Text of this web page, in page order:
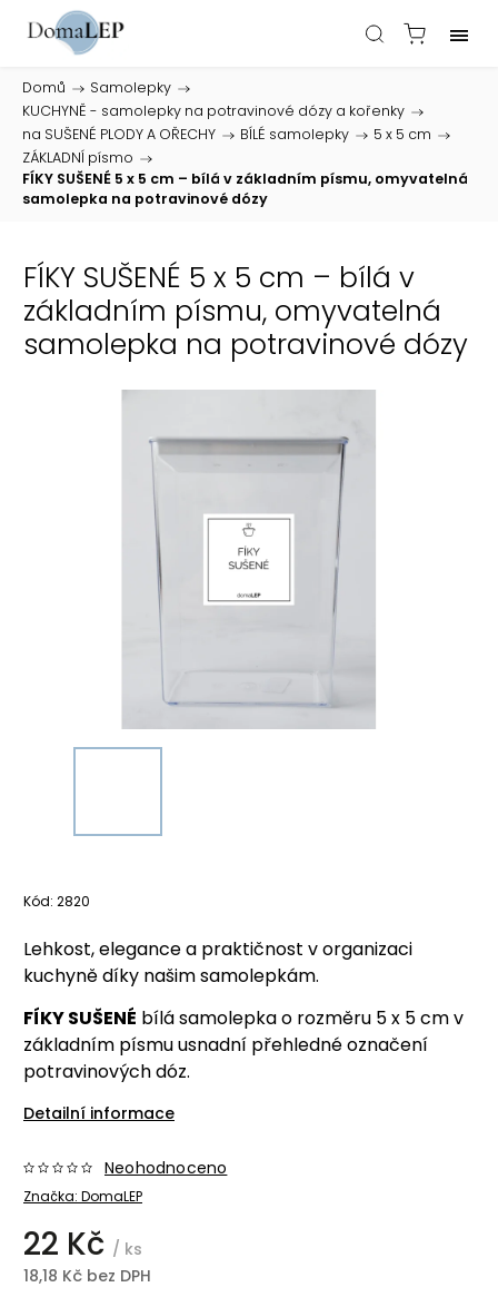
Domů / Samolepky /
KUCHYNĚ - samolepky na potravinové dózy a kořenky /
na SUŠENÉ PLODY A OŘECHY / BÍLÉ samolepky / 5 x 5 cm /
ZÁKLADNÍ písmo /
FÍKY SUŠENÉ 5 x 5 cm – bílá v základním písmu, omyvatelná
samolepka na potravinové dózy
FÍKY SUŠENÉ 5 x 5 cm – bílá v
základním písmu, omyvatelná
samolepka na potravinové dózy
Kód: 2820
Lehkost, elegance a praktičnost v organizaci
kuchyně díky našim samolepkám.
FÍKY SUŠENÉ bílá samolepka o rozměru 5 x 5 cm v
základním písmu usnadní přehledné označení
potravinových dóz.
Detailní informace
Značka: DomaLEP
Neohodnoceno
22 Kč / ks
18,18 Kč bez DPH